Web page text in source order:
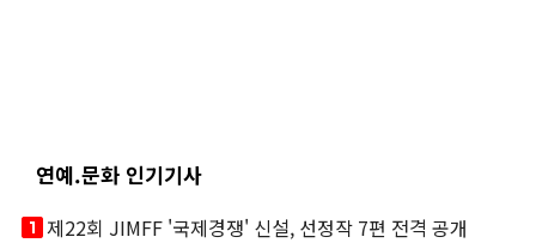
연예.문화 인기기사
looks_one제22회 JIMFF '국제경쟁' 신설, 선정작 7편 전격 공개